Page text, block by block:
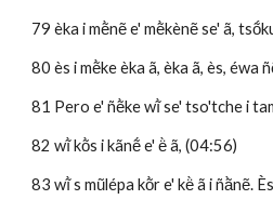
79 èka i mẽ̀nẽ e' mẽ̀kènẽ se' ã,
80 ès i mẽ̀ke èka ã, èka ã, ès, éwa
81 Pero e' ñẽ̀ke wĩ̀ se' tso'tche i
82 wĩ̀ kõ̀s i kãnẽ́ e' ë̀ ã, (04:56)
83 wĩ̀ s mũlépa kõ̀r e' kë̀ ã i ñã̀nẽ.